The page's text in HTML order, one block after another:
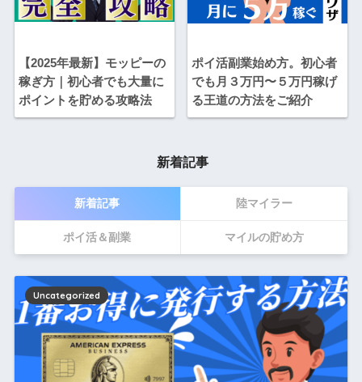
【2025年最新】モッピーの
稼ぎ方｜初心者でも大量に
ポイントを貯める攻略法
ポイ活副業始め方。初心者
でも月３万円〜５万円稼げ
る王道の方法をご紹介
新着記事
新着記事 陸マイラー
ポイ活＆副業 マイルの貯め方
Uncategorized